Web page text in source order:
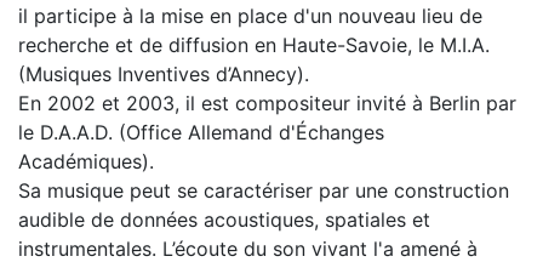
il participe à la mise en place d'un nouveau lieu de
recherche et de diffusion en Haute-Savoie, le M.I.A.
(Musiques Inventives d’Annecy).
En 2002 et 2003, il est compositeur invité à Berlin par
le D.A.A.D. (Office Allemand d'Échanges
Académiques).
Sa musique peut se caractériser par une construction
audible de données acoustiques, spatiales et
instrumentales. L’écoute du son vivant l'a amené à